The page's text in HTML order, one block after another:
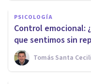
PSICOLOGÍA
Control emocional:
que sentimos sin
Tomás Santa